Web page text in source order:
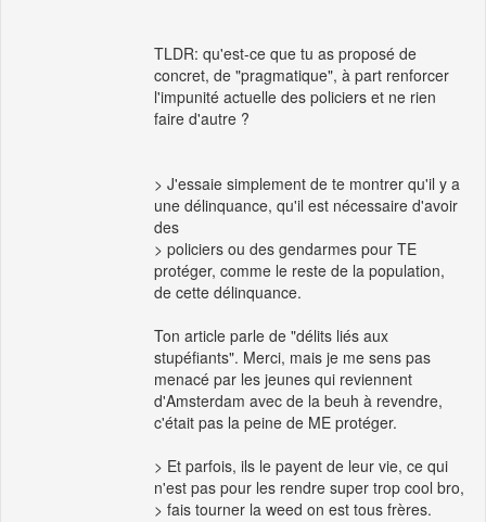
TLDR: qu'est-ce que tu as proposé de
concret, de "pragmatique", à part renforcer
l'impunité actuelle des policiers et ne rien
faire d'autre ?
> J'essaie simplement de te montrer qu'il y a
une délinquance, qu'il est nécessaire d'avoir
des
> policiers ou des gendarmes pour TE
protéger, comme le reste de la population,
de cette délinquance.
Ton article parle de "délits liés aux
stupéfiants". Merci, mais je me sens pas
menacé par les jeunes qui reviennent
d'Amsterdam avec de la beuh à revendre,
c'était pas la peine de ME protéger.
> Et parfois, ils le payent de leur vie, ce qui
n'est pas pour les rendre super trop cool bro,
> fais tourner la weed on est tous frères.